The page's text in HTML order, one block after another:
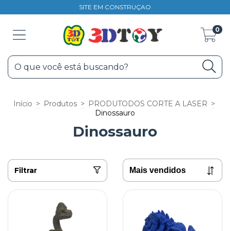
SITE EM CONSTRUÇAO
0
Início > Produtos > PRODUTODOS CORTE A LASER >
Dinossauro
Dinossauro
Filtrar